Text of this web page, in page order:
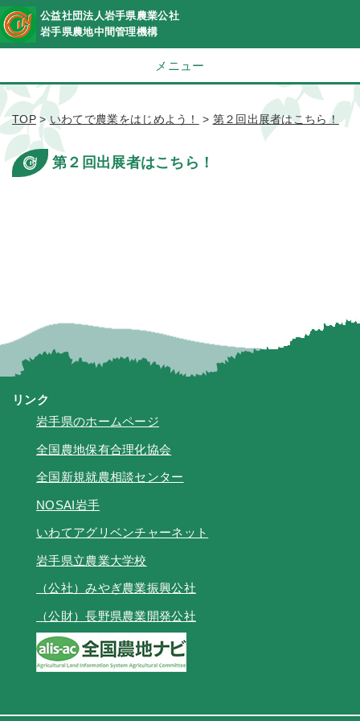
公益社団法人岩手県農業公社
岩手県農地中間管理機構
メニュー
TOP>いわてで農業をはじめよう！ > 第２回出展者はこちら！
第２回出展者はこちら！
リンク
岩手県のホームページ
全国農地保有合理化協会
全国新規就農相談センター
NOSAI岩手
いわてアグリベンチャーネット
岩手県立農業大学校
（公社）みやぎ農業振興公社
（公財）長野県農業開発公社